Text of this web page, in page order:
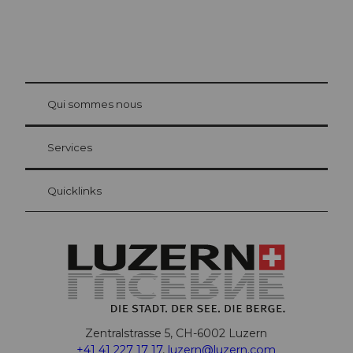
Carte d’hôte Lucerne
Vos avantages en tant qu'hôte pour la nuit
at Bre
Qui sommes nous
Services
Quicklinks
Zentralstrasse 5, CH-6002 Luzern
+41 41 227 17 17, luzern@luzern.com